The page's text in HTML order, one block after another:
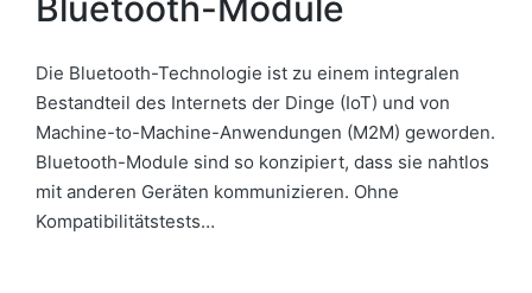
Bluetooth-Module
Die Bluetooth-Technologie ist zu einem integralen
Bestandteil des Internets der Dinge (IoT) und von
Machine-to-Machine-Anwendungen (M2M) geworden.
Bluetooth-Module sind so konzipiert, dass sie nahtlos
mit anderen Geräten kommunizieren. Ohne
Kompatibilitätstests…